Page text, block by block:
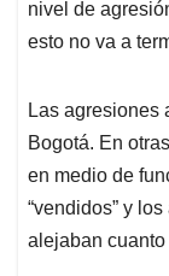
da mamera y
de ganarse un
y entender el
ciudad”.